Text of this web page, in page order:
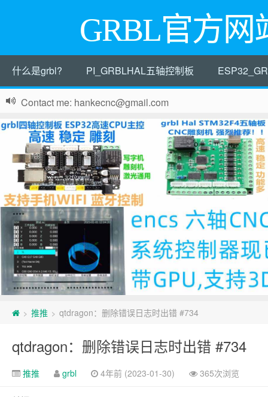
GRBL官方网
什么是grbl? PI_GRBLHAL五轴控制板
Contact me: hankecnc@gmail.com
> 推推 > qtdragon：删除错误日志时出错 #734
qtdragon：删除错误日志时出错 #734
推推 grbl 4年前 (2023-01-30) 365次浏览